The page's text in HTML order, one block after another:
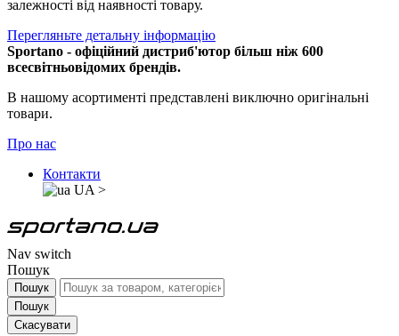
залежності від наявності товару.
Перегляньте детальну інформацію
Sportano - офіційний дистриб'ютор більш ніж 600
всесвітньовідомих брендів.
В нашому асортименті представлені виключно оригінальні
товари.
Про нас
Контакти
UA >
Nav switch
Пошук
Пошук
Пошук
Скасувати